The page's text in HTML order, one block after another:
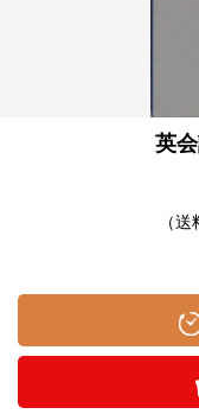
英
（